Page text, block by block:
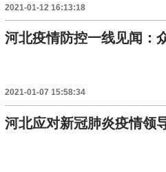
2021-01-12 16:13:18
河北疫情防控一线见闻：
2021-01-07 15:58:34
河北应对新冠肺炎疫情领